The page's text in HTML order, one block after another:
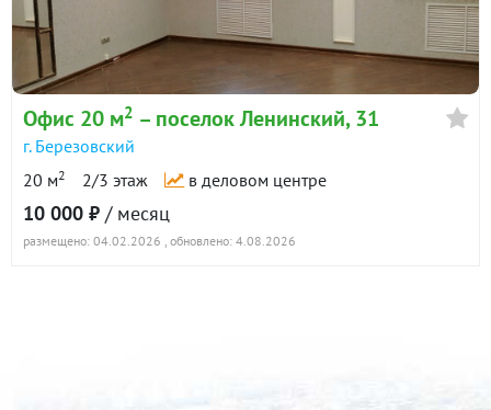
Офис 20 м2 – поселок Ленинский, 31
г. Березовский
20 м2 2/3 этаж в деловом центре
10 000 ₽ / месяц
размещено: 04.02.2026 , обновлено: 4.08.2026